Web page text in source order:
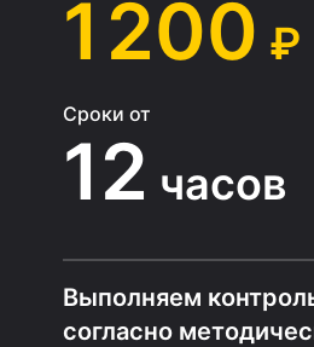
1 200 ₽
Сроки от
12 часов
Выполняем
согласно